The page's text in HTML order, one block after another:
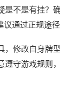
不是有挂？
通过正规途径
修改自身牌
守游戏规则，